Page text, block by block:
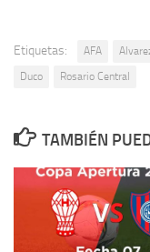
Etiquetas: AFA
Duco
Rosario Central
TAMBIÉN